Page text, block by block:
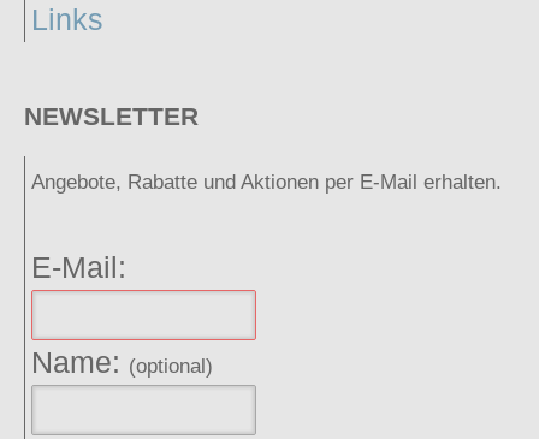
Links
NEWSLETTER
Angebote, Rabatte und Aktionen per E-Mail erhalten.
E-Mail:
Name: (optional)